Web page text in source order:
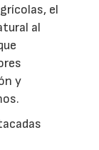
el
al
y